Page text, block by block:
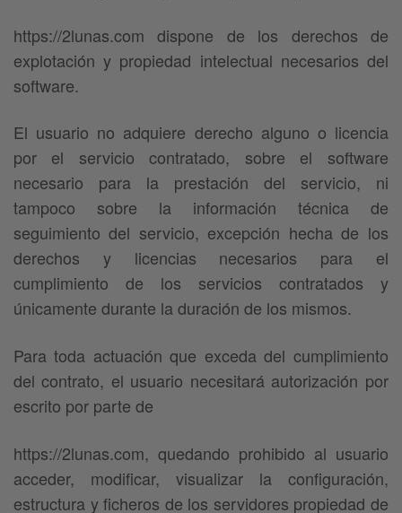
https://2lunas.com dispone de los derechos de
explotación y propiedad intelectual necesarios del
software.
El usuario no adquiere derecho alguno o licencia
por el servicio contratado, sobre el software
necesario para la prestación del servicio, ni
tampoco sobre la información técnica de
seguimiento del servicio, excepción hecha de los
derechos y licencias necesarios para el
cumplimiento de los servicios contratados y
únicamente durante la duración de los mismos.
Para toda actuación que exceda del cumplimiento
del contrato, el usuario necesitará autorización por
escrito por parte de
https://2lunas.com, quedando prohibido al usuario
acceder, modificar, visualizar la configuración,
estructura y ficheros de los servidores propiedad de